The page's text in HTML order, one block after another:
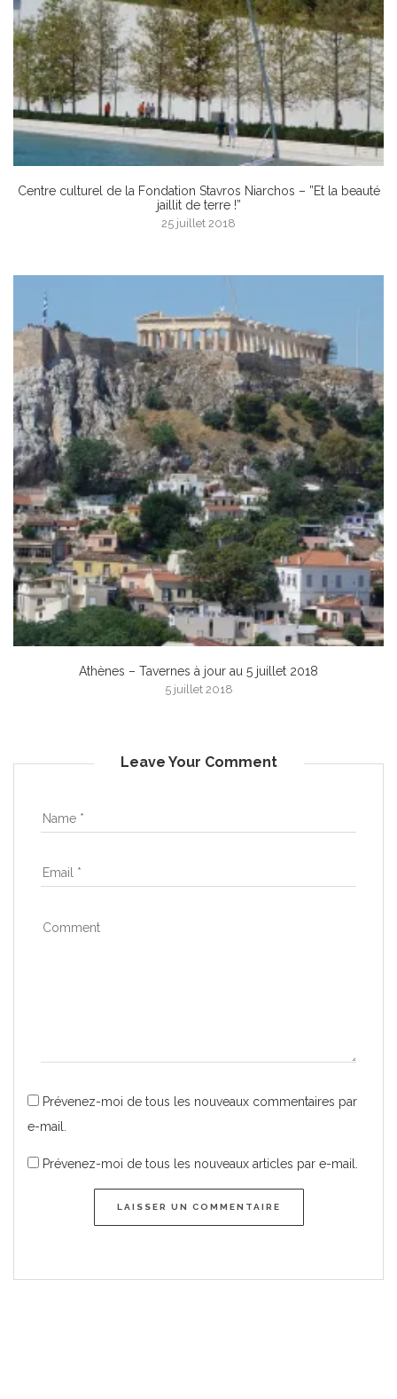
Centre culturel de la Fondation Stavros Niarchos – ”Et la beauté
jaillit de terre !”
25 juillet 2018
Athènes – Tavernes à jour au 5 juillet 2018
5 juillet 2018
Leave Your Comment
Prévenez-moi de tous les nouveaux commentaires par
e-mail.
Prévenez-moi de tous les nouveaux articles par e-mail.
LAISSER UN COMMENTAIRE